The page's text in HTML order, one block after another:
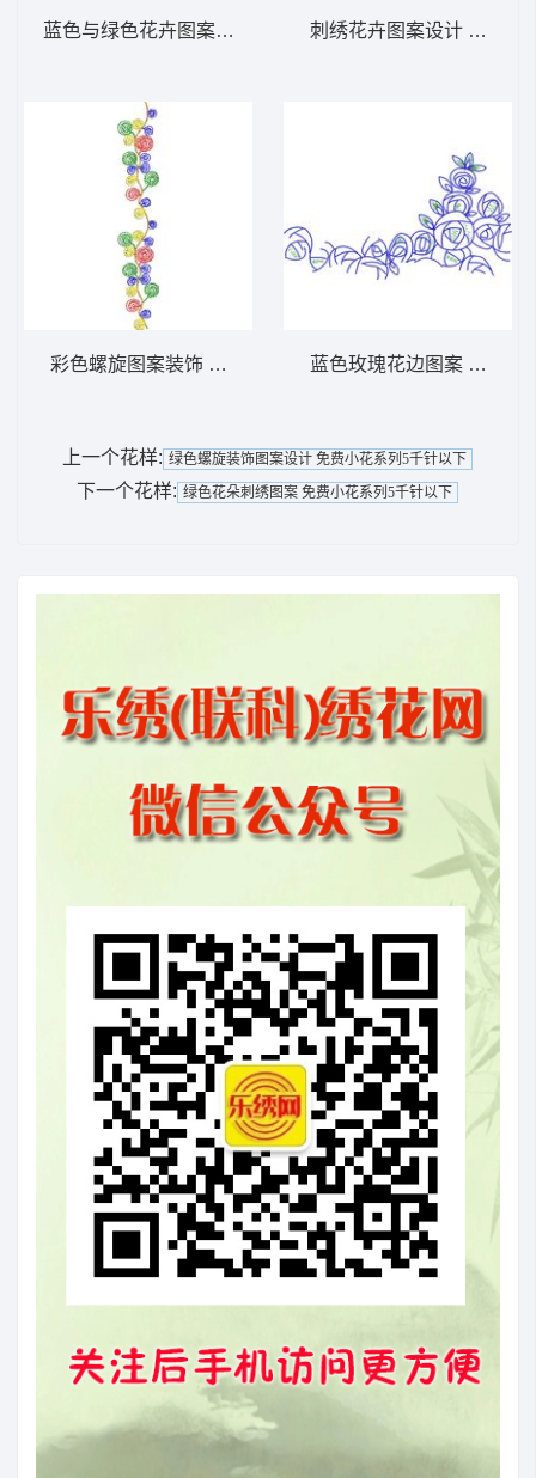
蓝色与绿色花卉图案设计 免费小花系列5千针
彩色螺旋图案装饰 免费小花系列5千针以下
刺绣花卉图案设计 免费大
蓝色玫瑰花边图案 免费大
上一个花样: 绿色螺旋装饰图案设计 免费小花系列5千针以下
下一个花样: 绿色花朵刺绣图案 免费小花系列5千针以下